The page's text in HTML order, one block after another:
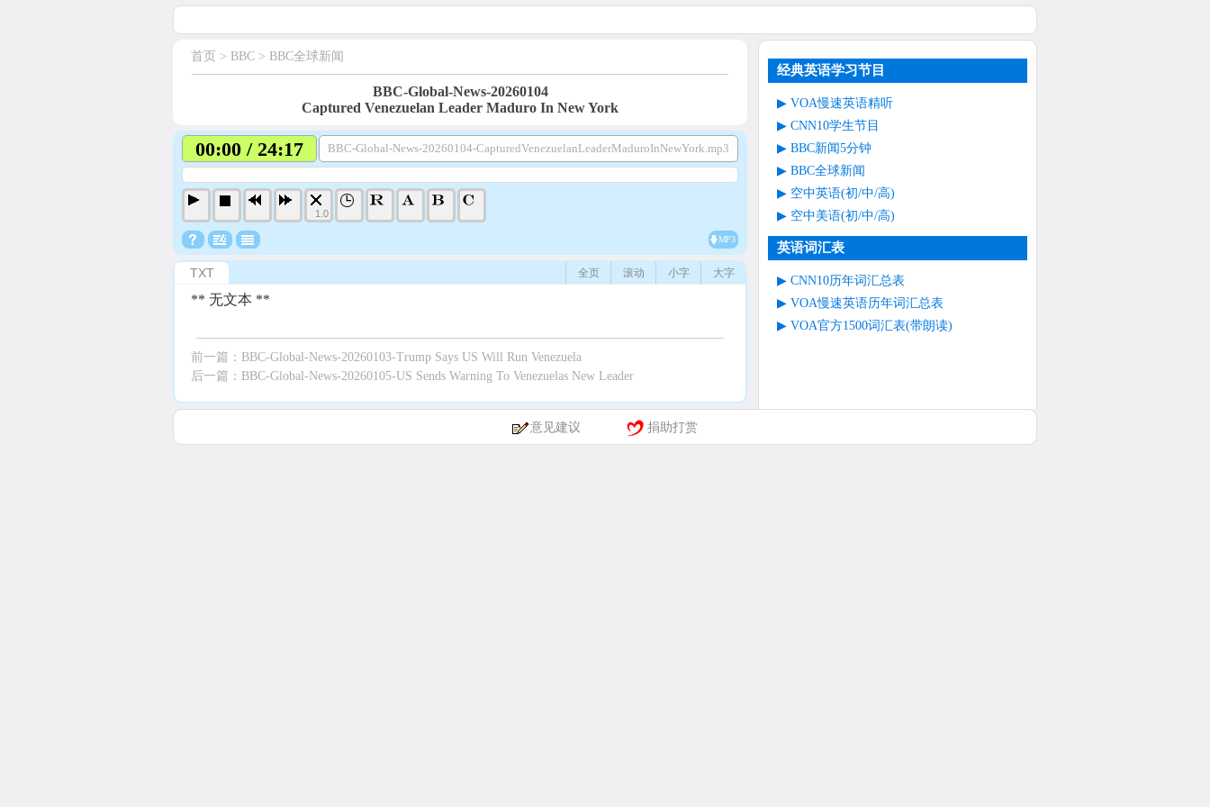
首页 > BBC > BBC全球新闻
BBC-Global-News-20260104
Captured Venezuelan Leader Maduro In New York
00:00 / 24:17 BBC-Global-News-20260104-CapturedVenezuelanLeaderMaduroInNewYork.mp3
1.0
MP3
TXT 大字
小字
滚动
全页
** 无文本 **
前一篇： BBC-Global-News-20260103-Trump Says US Will Run Venezuela
后一篇： BBC-Global-News-20260105-US Sends Warning To Venezuelas New Leader
经典英语学习节目
VOA慢速英语精听
CNN10学生节目
BBC新闻5分钟
BBC全球新闻
空中英语(初/中/高)
空中美语(初/中/高)
英语词汇表
CNN10历年词汇总表
VOA慢速英语历年词汇总表
VOA官方1500词汇表(带朗读)
意见建议 捐助打赏